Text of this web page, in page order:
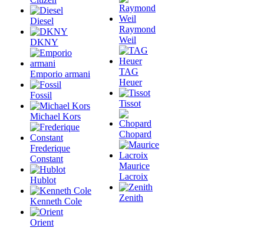
Diesel
DKNY
Emporio armani
Fossil
Michael Kors
Frederique
Constant
Hublot
Kenneth Cole
Orient
Raymond
Weil
TAG
Heuer
Tissot
Chopard
Maurice
Lacroix
Zenith